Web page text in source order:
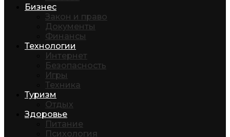
Бизнес
Закон и право
Документы
Финансы
Технологии
Интернет
Безопасность
Игры
Техника
Туризм
Отдых
Здоровье
Питание
Психология